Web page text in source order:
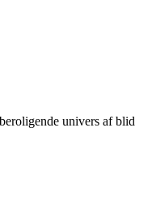
univers af blid